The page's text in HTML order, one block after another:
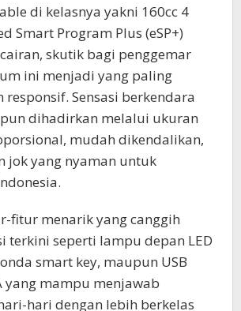
di kelasnya yakni 160cc 4
Smart Program Plus (eSP+)
skutik bagi penggemar
ini menjadi yang paling
responsif. Sensasi berkendara
dihadirkan melalui ukuran
mudah dikendalikan,
jok yang nyaman untuk
fitur menarik yang canggih
terkini seperti lampu depan LED
smart key, maupun USB
yang mampu menjawab
hari dengan lebih berkelas